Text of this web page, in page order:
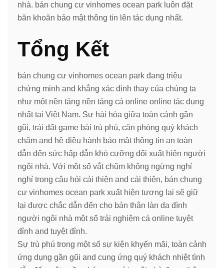
nhà. bán chung cư vinhomes ocean park luôn đặt
băn khoăn bảo mật thông tin lên tác dụng nhất.
Tổng Kết
bán chung cư vinhomes ocean park đang triệu
chứng minh and khẳng xác định thay của chúng ta
như một nền tảng nền tảng cá online online tác dụng
nhất tại Việt Nam. Sự hài hòa giữa toàn cảnh gần
gũi, trái đất game bài trù phú, căn phòng quý khách
chăm and hệ điều hành bảo mật thông tin an toàn
dẫn đến sức hấp dẫn khó cưỡng đối xuất hiện người
ngôi nhà. Với một số vắt chũm không ngừng nghỉ
nghỉ trong câu hỏi cải thiện and cải thiện, bán chung
cư vinhomes ocean park xuất hiện tương lai sẽ giữ
lại được chắc dẫn đến cho bản thân làn da đình
người ngôi nhà một số trải nghiệm cá online tuyệt
đỉnh and tuyệt đỉnh.
Sự trù phú trong một số sự kiện khyến mãi, toàn cảnh
ứng dụng gần gũi and cung ứng quý khách nhiệt tình